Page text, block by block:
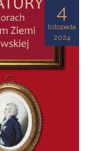
4
listopada
2024